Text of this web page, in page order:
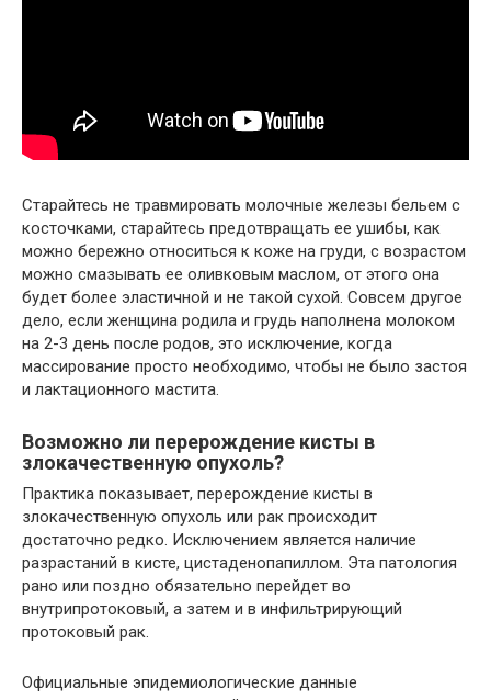
Старайтесь не травмировать молочные железы бельем с
косточками, старайтесь предотвращать ее ушибы, как
можно бережно относиться к коже на груди, с возрастом
можно смазывать ее оливковым маслом, от этого она
будет более эластичной и не такой сухой. Совсем другое
дело, если женщина родила и грудь наполнена молоком
на 2-3 день после родов, это исключение, когда
массирование просто необходимо, чтобы не было застоя
и лактационного мастита.
Возможно ли перерождение кисты в
злокачественную опухоль?
Практика показывает, перерождение кисты в
злокачественную опухоль или рак происходит
достаточно редко. Исключением является наличие
разрастаний в кисте, цистаденопапиллом. Эта патология
рано или поздно обязательно перейдет во
внутрипротоковый, а затем и в инфильтрирующий
протоковый рак.
Официальные эпидемиологические данные